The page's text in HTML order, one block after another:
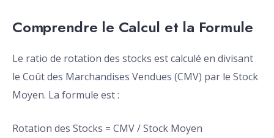
Comprendre le Calcul et la Formule
Le ratio de rotation des stocks est calculé en divisant
le Coût des Marchandises Vendues (CMV) par le Stock
Moyen. La formule est :
Rotation des Stocks = CMV / Stock Moyen